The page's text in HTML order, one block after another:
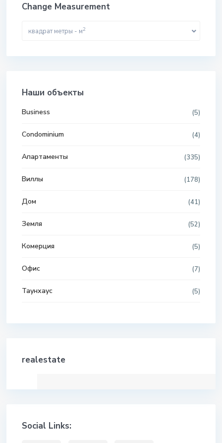
Change Measurement
квадрат метры - м2
Наши объекты
Business (5)
Condominium (4)
Апартаменты (335)
Виллы (178)
Дом (41)
Земля (52)
Комерция (5)
Офис (7)
Таунхаус (5)
realestate
Social Links: